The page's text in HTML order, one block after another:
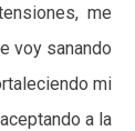
me
voy sanando
mi
a la